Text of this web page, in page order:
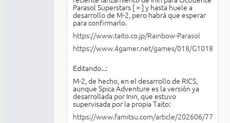
Parasol Superstars [> ] y hasta huele a
desarrollo de M-2, pero habrá que esperar
para confirmarlo.
https://www.taito.co.jp/Rainbow-Parasol
https://www.4gamer.net/games/018/G101830/
Editando...:
M-2, de hecho, en el desarrollo de RICS,
aunque Spica Adventure es la versión ya
desarrollada por Inin, que estuvo
supervisada por la propia Taito:
https://www.famitsu.com/article/202606/77887